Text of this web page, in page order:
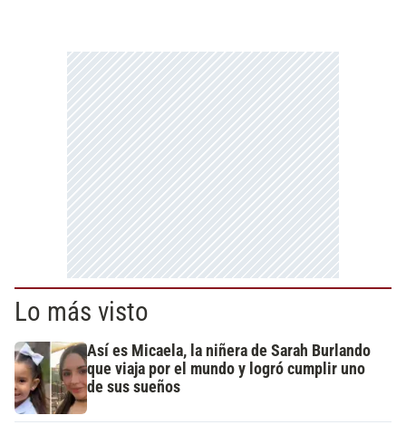
Lo más visto
Así es Micaela, la niñera de Sarah Burlando
que viaja por el mundo y logró cumplir uno
de sus sueños